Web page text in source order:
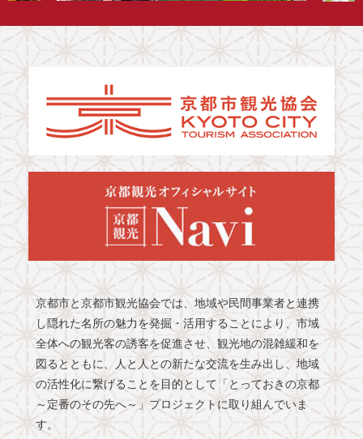
京都市と京都市観光協会では、地域や民間事業者と連携
し隠れた名所の魅力を発掘・活用することにより、市域
全体への観光客の誘客を促進させ、観光地の混雑緩和を
図るとともに、人と人との新たな交流を生み出し、地域
の活性化に繋げることを目的として「とっておきの京都
～定番のその先へ～」プロジェクトに取り組んでいま
す。